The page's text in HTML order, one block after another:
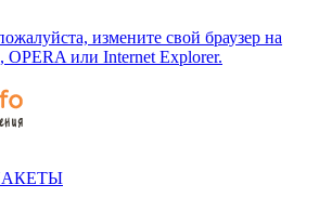
измените свой браузер на
или Internet Explorer.